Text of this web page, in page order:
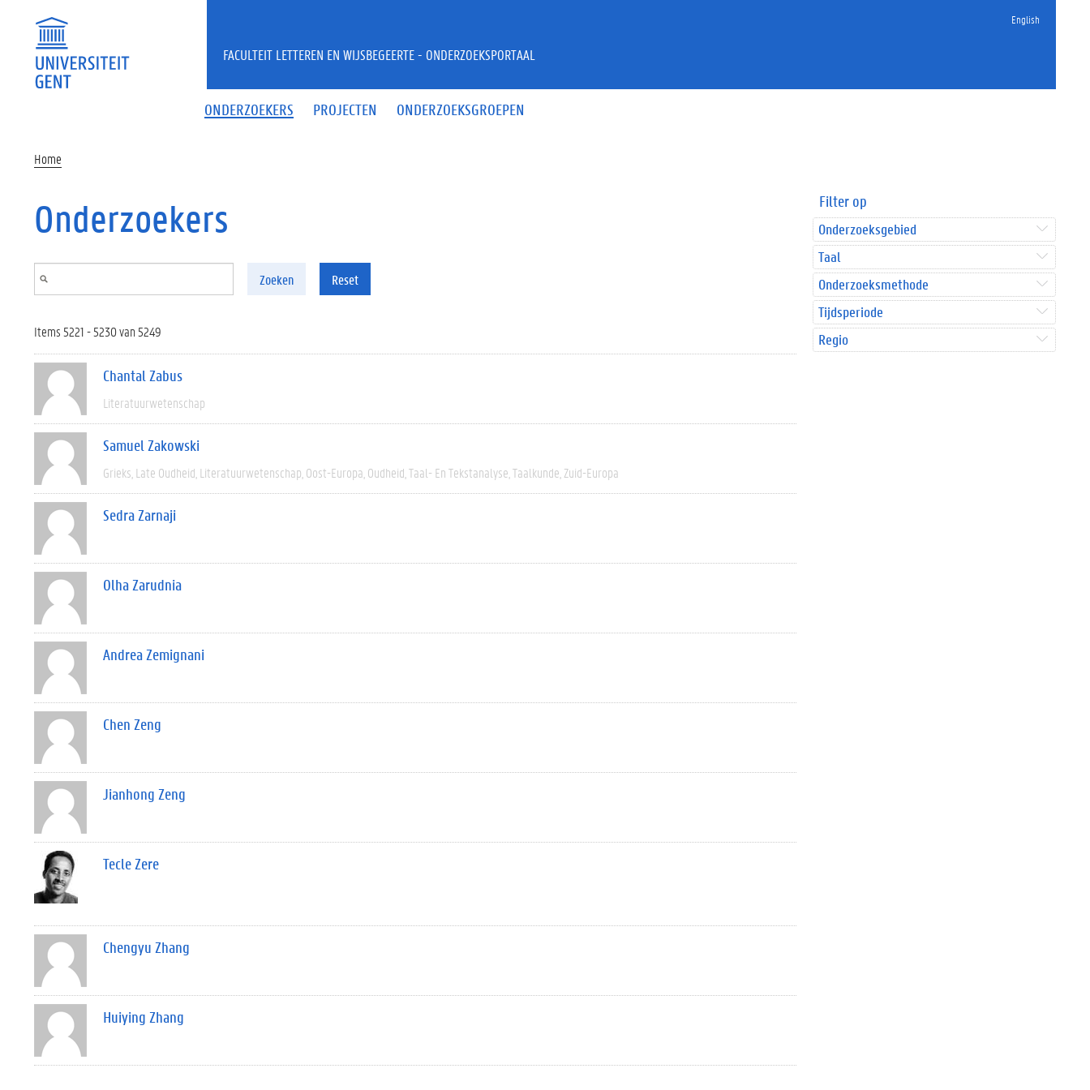
English
ONDERZOEKERS PROJECTEN ONDERZOEKSGROEPEN
FACULTEIT LETTEREN EN WIJSBEGEERTE - ONDERZOEKSPORTAAL
Home
Onderzoekers
Zoeken Reset
Items 5221 - 5230 van 5249
Chantal Zabus
Literatuurwetenschap
Samuel Zakowski
Grieks Late Oudheid Literatuurwetenschap Oost-Europa Oudheid Taal- En Tekstanalyse Taalkunde Zuid-Europa
Sedra Zarnaji
Olha Zarudnia
Andrea Zemignani
Chen Zeng
Jianhong Zeng
Tecle Zere
Chengyu Zhang
Huiying Zhang
Filter op
Onderzoeksgebied
Taal
Onderzoeksmethode
Tijdsperiode
Regio